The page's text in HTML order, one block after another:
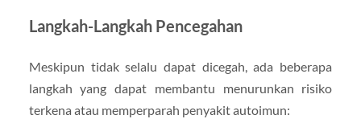
Langkah-Langkah Pencegahan
Meskipun tidak selalu dapat dicegah, ada beberapa
langkah yang dapat membantu menurunkan risiko
terkena atau memperparah penyakit autoimun: